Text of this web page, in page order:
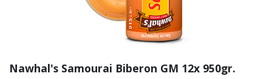
Nawhal's Samourai Biberon GM 12x 950gr.